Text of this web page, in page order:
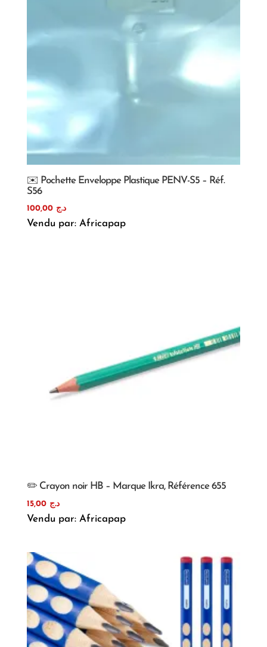
✉️ Pochette Enveloppe Plastique PENV-S5 – Réf.
S56
د.ج 100,00
Vendu par: Africapap
✏️ Crayon noir HB – Marque Ikra, Référence 655
د.ج 15,00
Vendu par: Africapap